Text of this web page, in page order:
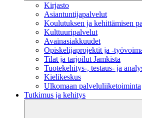
Kirjasto
Asiantuntijapalvelut
Koulutuksen ja kehittämisen
Kulttuuripalvelut
Avainasiakkuudet
Opiskelijaprojektit​ ja -
Tilat ja tarjoilut Jamkista
Tuotekehitys-, testaus- ja
Kielikeskus
Ulkomaan palveluliiketoiminta
Tutkimus ja kehitys